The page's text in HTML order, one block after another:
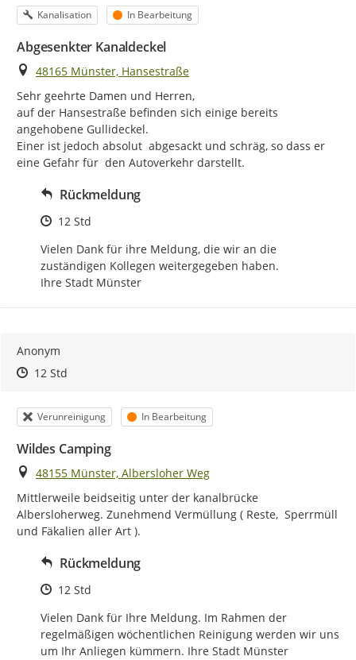
Kategorie
Kanalisation Status
In Bearbeitung
Abgesenkter Kanaldeckel
Ort
48165 Münster, Hansestraße
Sehr geehrte Damen und Herren,
auf der Hansestraße befinden sich einige bereits
angehobene Gullideckel.
Einer ist jedoch absolut  abgesackt und schräg, so dass er
eine Gefahr für  den Autoverkehr darstellt.
Rückmeldung
Zeitpunkt des Erstellens
12 Std
Vielen Dank für ihre Meldung, die wir an die
zuständigen Kollegen weitergegeben haben.
Ihre Stadt Münster
Anonym
Zeitpunkt des Erstellens
Zeitpunkt des Erstellens
12 StdZur Äußerung
Kategorie
Verunreinigung Status
In Bearbeitung
Wildes Camping
Ort
48155 Münster, Albersloher Weg
Mittlerweile beidseitig unter der kanalbrücke
Albersloherweg. Zunehmend Vermüllung ( Reste,  Sperrmüll
und Fäkalien aller Art ).
Rückmeldung
Zeitpunkt des Erstellens
12 Std
Vielen Dank für Ihre Meldung. Im Rahmen der
regelmäßigen wöchentlichen Reinigung werden wir uns
um Ihr Anliegen kümmern. Ihre Stadt Münster